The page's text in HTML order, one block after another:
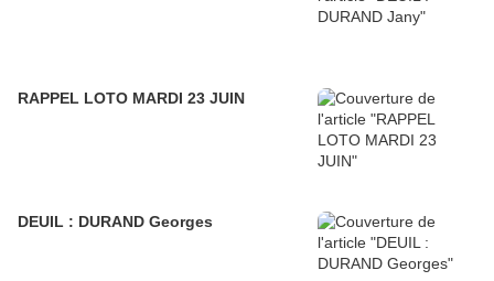
RAPPEL LOTO MARDI 23 JUIN
DEUIL : DURAND Georges